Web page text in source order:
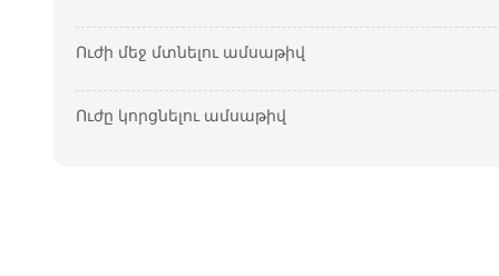
Ուժի մեջ մտնելու ամսաթիվ
Ուժը կորցնելու ամսաթիվ